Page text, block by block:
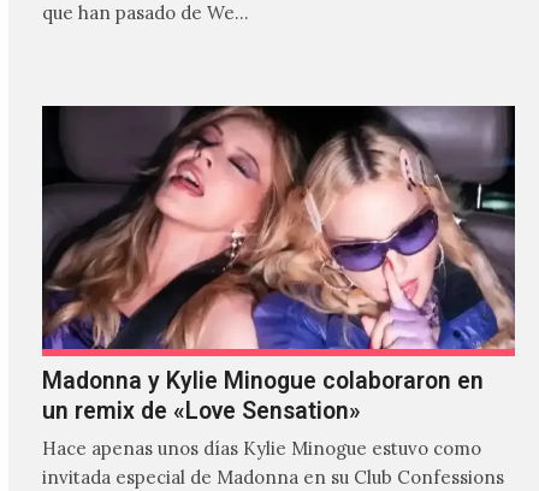
que han pasado de We…
Madonna y Kylie Minogue colaboraron en
un remix de «Love Sensation»
Hace apenas unos días Kylie Minogue estuvo como
invitada especial de Madonna en su Club Confessions